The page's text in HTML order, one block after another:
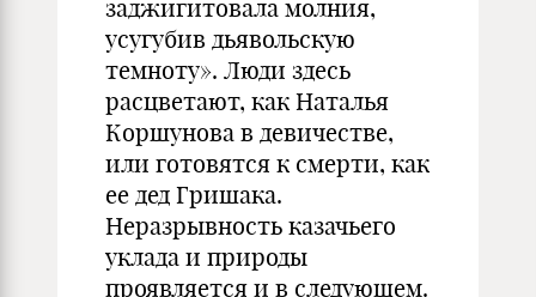
заджигитовала молния,
усугубив дьявольскую
темноту». Люди здесь
расцветают, как Наталья
Коршунова в девичестве,
или готовятся к смерти, как
ее дед Гришака.
Неразрывность казачьего
уклада и природы
проявляется и в следующем.